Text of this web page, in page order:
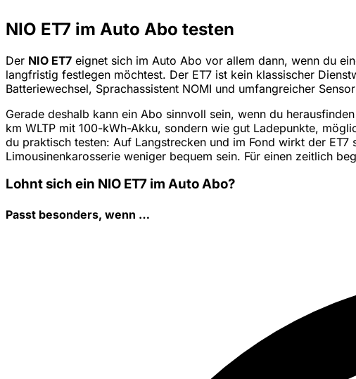
NIO ET7 im Auto Abo testen
Der NIO ET7 eignet sich im Auto Abo vor allem dann, wenn du
langfristig festlegen möchtest. Der ET7 ist kein klassischer
Batteriewechsel, Sprachassistent NOMI und umfangreicher
Gerade deshalb kann ein Abo sinnvoll sein, wenn du
km WLTP mit 100-kWh-Akku, sondern wie gut Ladepunkte,
du praktisch testen: Auf Langstrecken und im Fond wirkt der
Limousinenkarosserie weniger bequem sein. Für einen zeitlich
Lohnt sich ein NIO ET7 im Auto Abo?
Passt besonders, wenn …